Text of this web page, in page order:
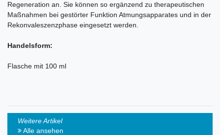
Regeneration an. Sie können so ergänzend zu therapeutischen
Maßnahmen bei gestörter Funktion Atmungsapparates und in der
Rekonvaleszenzphase eingesetzt werden.
Handelsform:
Flasche mit 100 ml
Weitere Artikel
Alle ansehen